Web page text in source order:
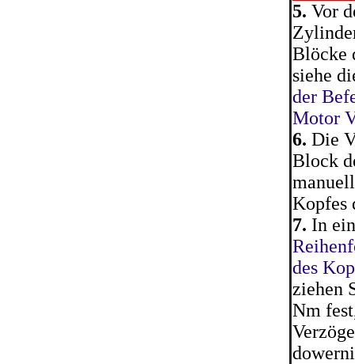
5. Vor
Blöcke
siehe
der
Motor
6. Die
Block
Kopfes
7. In
des
ziehen
Nm